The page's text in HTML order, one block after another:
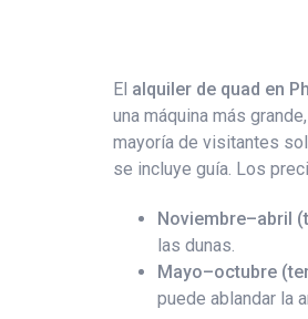
El alquiler de quad en
una máquina más
mayoría de visitantes
se incluye guía. Los
Noviembre–abril
las dunas.
Mayo–octubre
puede ablandar la